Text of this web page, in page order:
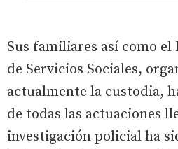
Sus familiares así como
de Servicios Sociales,
actualmente la custodia,
de todas las actuaciones
investigación policial ha